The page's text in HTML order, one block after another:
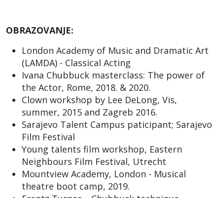
OBRAZOVANJE:
London Academy of Music and Dramatic Art
(LAMDA) - Classical Acting
Ivana Chubbuck masterclass: The power of
the Actor, Rome, 2018. & 2020.
Clown workshop by Lee DeLong, Vis,
summer, 2015 and Zagreb 2016.
Sarajevo Talent Campus paticipant; Sarajevo
Film Festival
Young talents film workshop, Eastern
Neighbours Film Festival, Utrecht
Mountview Academy, London - Musical
theatre boot camp, 2019.